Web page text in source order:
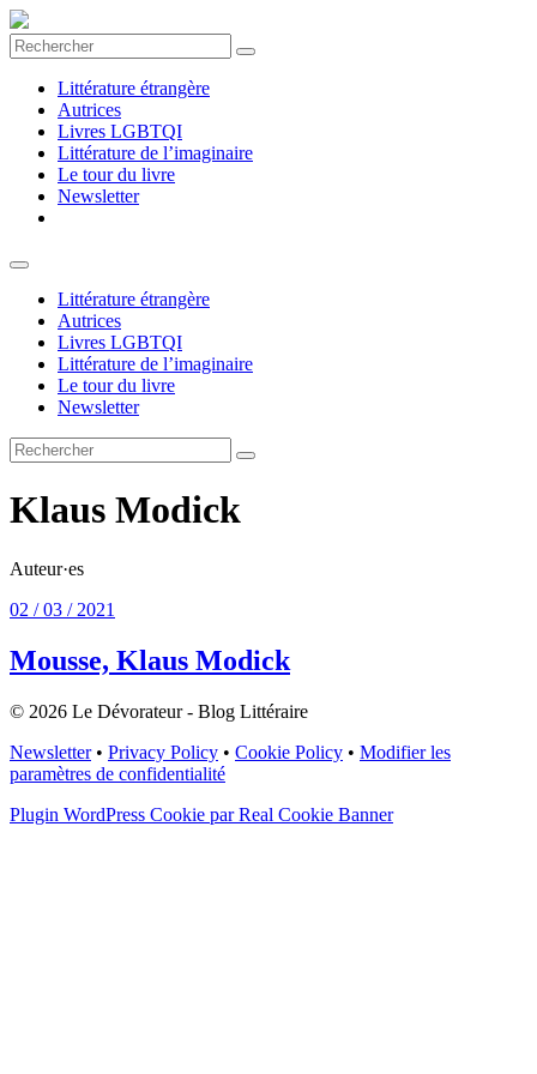
Rechercher
Littérature étrangère
Autrices
Livres LGBTQI
Littérature de l’imaginaire
Le tour du livre
Newsletter
Littérature étrangère
Autrices
Livres LGBTQI
Littérature de l’imaginaire
Le tour du livre
Newsletter
Rechercher
Klaus Modick
Auteur·es
02 / 03 / 2021
Mousse, Klaus Modick
© 2026 Le Dévorateur - Blog Littéraire
Newsletter• Privacy Policy • Cookie Policy • Modifier les
paramètres de confidentialité
Plugin WordPress Cookie par Real Cookie Banner